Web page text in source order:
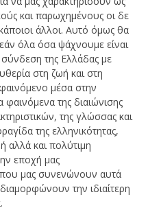
και παρωχημένους οι δε
κάποιοι άλλοι. Αυτό όμως θα
όλα όσα ψάχνουμε είναι
της Ελλάδας με
στη ζωή και στη
μέσα στην
φαινόμενα της διαιώνισης
της γλώσσας και
της ελληνικότητας,
αλλά και πολύτιμη
εποχή μας
που μας συνενώνουν αυτά
την ιδιαίτερη